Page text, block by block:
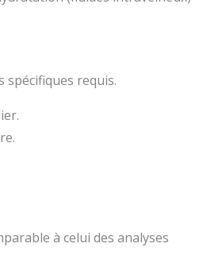
spécifiques requis.
à celui des analyses